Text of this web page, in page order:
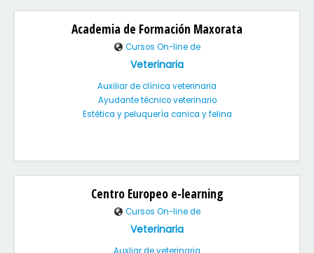
Academia de Formación Maxorata
Cursos On-line de
Veterinaria
Auxiliar de clínica veterinaria
Ayudante técnico veterinario
Estética y peluquería canica y felina
Centro Europeo e-learning
Cursos On-line de
Veterinaria